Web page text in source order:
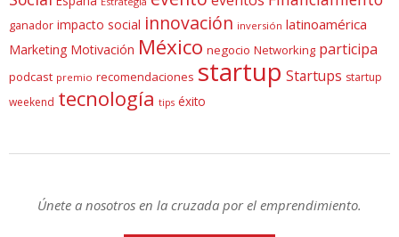
ganador impacto social innovación inversión latinoamérica
Marketing Motivación México negocio Networking participa
podcast premio recomendaciones startup Startups startup
weekend tecnología tips éxito
Únete a nosotros en la cruzada por el emprendimiento.